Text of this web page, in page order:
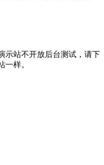
示站不开放后台测试，请下
一样。